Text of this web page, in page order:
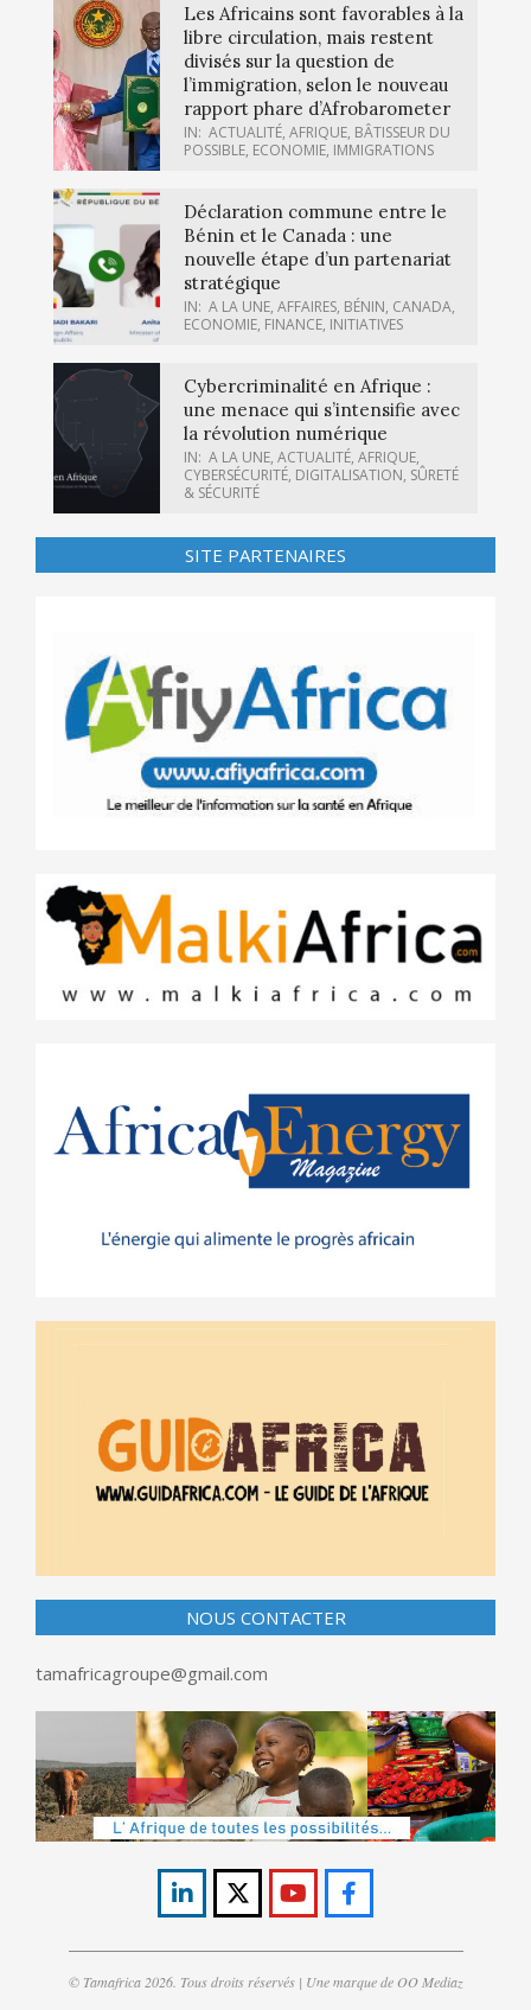
Les Africains sont favorables à la
libre circulation, mais restent
divisés sur la question de
l’immigration, selon le nouveau
rapport phare d’Afrobarometer
IN: ACTUALITÉ, AFRIQUE, BÂTISSEUR DU
POSSIBLE, ECONOMIE, IMMIGRATIONS
Déclaration commune entre le
Bénin et le Canada : une
nouvelle étape d’un partenariat
stratégique
IN: A LA UNE, AFFAIRES, BÉNIN, CANADA,
ECONOMIE, FINANCE, INITIATIVES
Cybercriminalité en Afrique :
une menace qui s’intensifie avec
la révolution numérique
IN: A LA UNE, ACTUALITÉ, AFRIQUE,
CYBERSÉCURITÉ, DIGITALISATION, SÛRETÉ
& SÉCURITÉ
SITE PARTENAIRES
NOUS CONTACTER
tamafricagroupe@gmail.com
© Tamafrica 2026. Tous droits réservés | Une marque de OO Mediaz